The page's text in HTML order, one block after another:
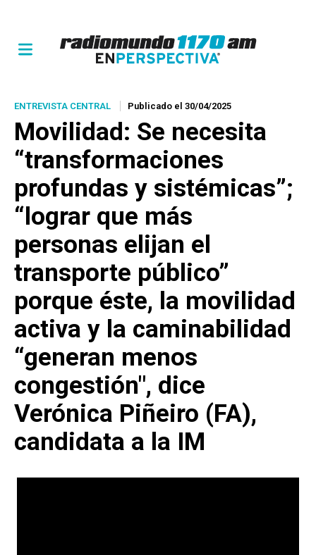
ENTREVISTA CENTRAL Publicado el 30/04/2025
Movilidad: Se necesita
“transformaciones
profundas y sistémicas”;
“lograr que más
personas elijan el
transporte público”
porque éste, la movilidad
activa y la caminabilidad
“generan menos
congestión", dice
Verónica Piñeiro (FA),
candidata a la IM